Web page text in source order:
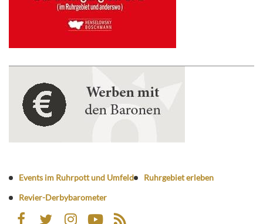
Events im Ruhrpott und Umfeld
Ruhrgebiet erleben
Revier-Derbybarometer